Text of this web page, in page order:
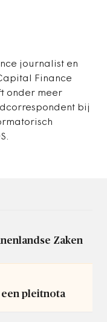
journalist en
Finance
onder meer
bij
Zaken
pleitnota